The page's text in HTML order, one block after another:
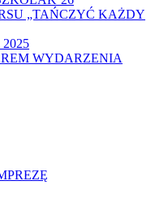
„TAŃCZYĆ KAŻDY
WYDARZENIA